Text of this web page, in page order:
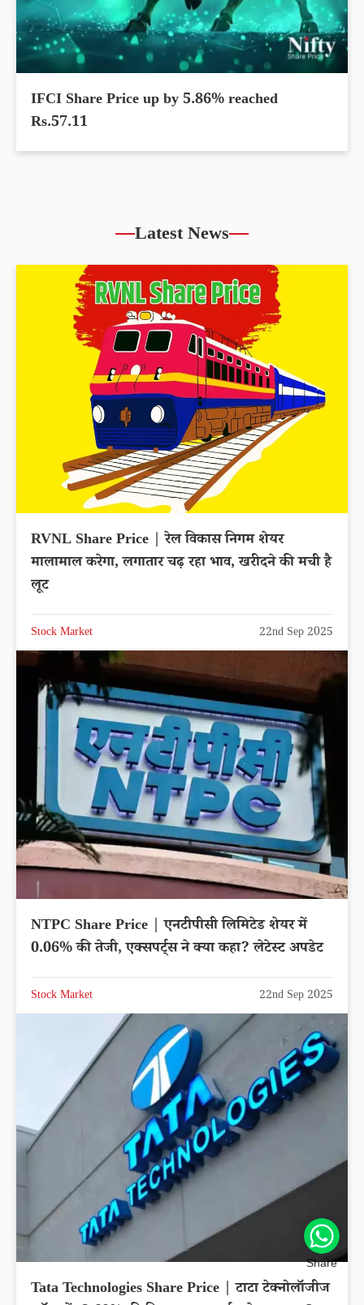
IFCI Share Price up by 5.86% reached
Rs.57.11
Latest News
RVNL Share Price | रेल विकास निगम शेयर
मालामाल करेगा, लगातार चढ़ रहा भाव, खरीदने की मची है
लूट
Stock Market 22nd Sep 2025
NTPC Share Price | एनटीपीसी लिमिटेड शेयर में
0.06% की तेजी, एक्सपर्ट्स ने क्या कहा? लेटेस्ट अपडेट
Stock Market 22nd Sep 2025
Tata Technologies Share Price | टाटा टेक्नोलॉजीज
Share